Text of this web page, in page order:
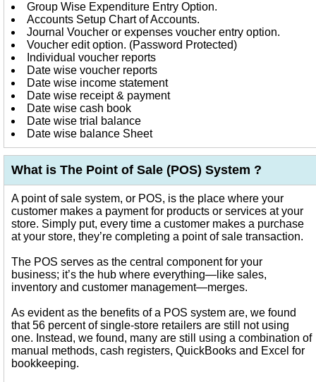
Group Wise Expenditure Entry Option.
Accounts Setup Chart of Accounts.
Journal Voucher or expenses voucher entry option.
Voucher edit option. (Password Protected)
Individual voucher reports
Date wise voucher reports
Date wise income statement
Date wise receipt & payment
Date wise cash book
Date wise trial balance
Date wise balance Sheet
What is The Point of Sale (POS) System ?
A point of sale system, or POS, is the place where your
customer makes a payment for products or services at your
store. Simply put, every time a customer makes a purchase
at your store, they’re completing a point of sale transaction.
The POS serves as the central component for your
business; it’s the hub where everything—like sales,
inventory and customer management—merges.
As evident as the benefits of a POS system are, we found
that 56 percent of single-store retailers are still not using
one. Instead, we found, many are still using a combination of
manual methods, cash registers, QuickBooks and Excel for
bookkeeping.